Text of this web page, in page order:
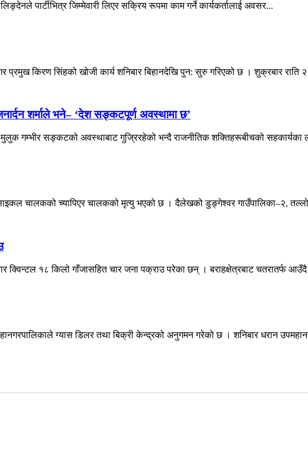
पार्टीभित्र जिम्मेवारी लिएर सक्रिय रूपमा काम गर्ने कार्यकर्तालाई अवसर...
प्रमुख किरण सिंहको खोजी कार्य शनिबार बिहानदेखि पुन: सुरु गरिएको छ । शुक्रबार राति
शर्माले भने– ‘देश सङ्कटपूर्ण अवस्थामा छ’
मुलुक गम्भीर सङ्कटको अवस्थाबाट गुज्रिरहेको भन्दै राजनीतिक शक्तिहरूबीचको सहकार्यका
चालकको च्यापिएर चालकको मृत्यु भएको छ । दैलेखको डुङ्गेश्वर गाउँपालिका–२,
क्विन्टल १८ किलो गाँजासहित चार जना पक्राउ परेका छन् । बराहक्षेत्रबाट चतरातर्फ
ग्यास डिलर तथा बिक्री केन्द्रको अनुगमन गरेको छ । शनिबार धरान